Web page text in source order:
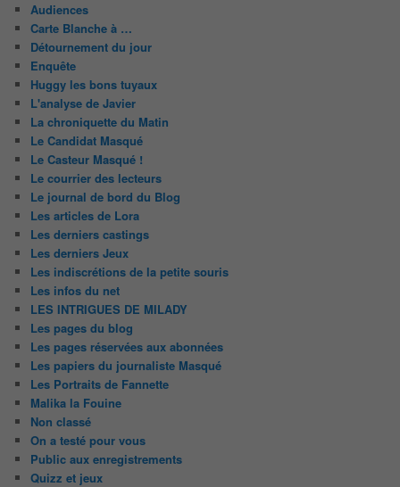
Audiences
Carte Blanche à …
Détournement du jour
Enquête
Huggy les bons tuyaux
L'analyse de Javier
La chroniquette du Matin
Le Candidat Masqué
Le Casteur Masqué !
Le courrier des lecteurs
Le journal de bord du Blog
Les articles de Lora
Les derniers castings
Les derniers Jeux
Les indiscrétions de la petite souris
Les infos du net
LES INTRIGUES DE MILADY
Les pages du blog
Les pages réservées aux abonnées
Les papiers du journaliste Masqué
Les Portraits de Fannette
Malika la Fouine
Non classé
On a testé pour vous
Public aux enregistrements
Quizz et jeux